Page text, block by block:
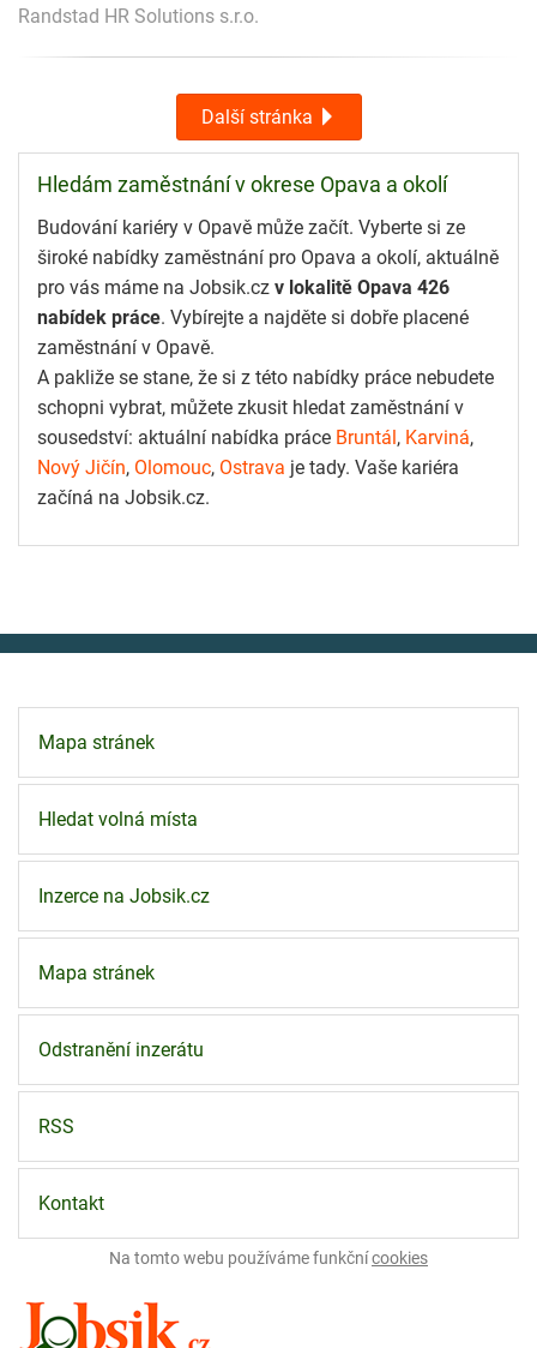
Randstad HR Solutions s.r.o.
Další stránka
Hledám zaměstnání v okrese Opava a okolí
Budování kariéry v Opavě může začít. Vyberte si ze
široké nabídky zaměstnání pro Opava a okolí, aktuálně
pro vás máme na Jobsik.cz v lokalitě Opava 426
nabídek práce. Vybírejte a najděte si dobře placené
zaměstnání v Opavě.
A pakliže se stane, že si z této nabídky práce nebudete
schopni vybrat, můžete zkusit hledat zaměstnání v
sousedství: aktuální nabídka práce Bruntál, Karviná,
Nový Jičín, Olomouc, Ostrava je tady. Vaše kariéra
začíná na Jobsik.cz.
Mapa stránek
Hledat volná místa
Inzerce na Jobsik.cz
Mapa stránek
Odstranění inzerátu
RSS
Kontakt
Na tomto webu používáme funkčnícookies